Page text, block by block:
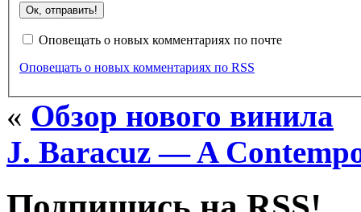
Оповещать о новых комментариях по почте
Оповещать о новых комментариях по RSS
« Обзор нового винила
J. Baracuz — A